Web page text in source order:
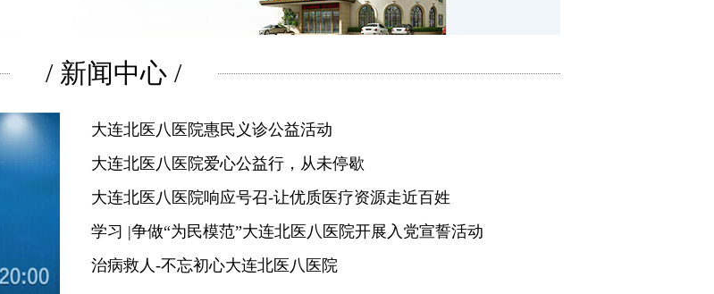
/ 新闻中心 /
大连北医八医院惠民义诊公益活动
大连北医八医院爱心公益行，从未停歇
大连北医八医院响应号召-让优质医疗资源走近百姓
学习 |争做“为民模范”大连北医八医院开展入党宣誓活动
治病救人-不忘初心大连北医八医院